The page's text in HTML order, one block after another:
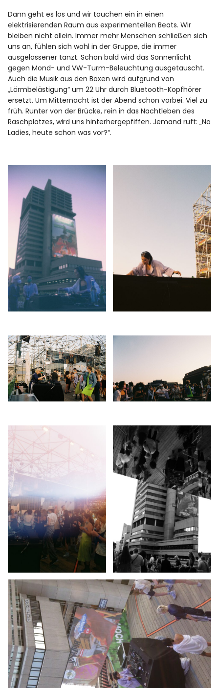
Dann geht es los und wir tauchen ein in einen
elektrisierenden Raum aus experimentellen Beats. Wir
bleiben nicht allein. Immer mehr Menschen schließen sich
uns an, fühlen sich wohl in der Gruppe, die immer
ausgelassener tanzt. Schon bald wird das Sonnenlicht
gegen Mond- und VW-Turm-Beleuchtung ausgetauscht.
Auch die Musik aus den Boxen wird aufgrund von
„Lärmbelästigung“ um 22 Uhr durch Bluetooth-Kopfhörer
ersetzt. Um Mitternacht ist der Abend schon vorbei. Viel zu
früh. Runter von der Brücke, rein in das Nachtleben des
Raschplatzes, wird uns hinterhergepfiffen. Jemand ruft: „Na
Ladies, heute schon was vor?“.